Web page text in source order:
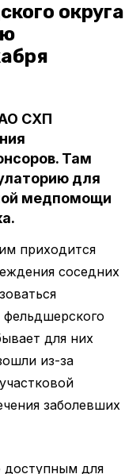
округа
СХП
Там
для
медпомощи
приходится
соседних
для них
из-за
заболевших
доступным для